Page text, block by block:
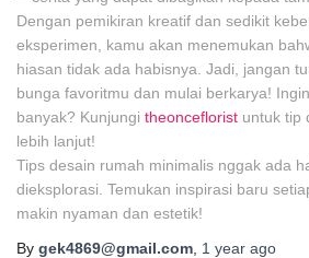
Dengan pemikiran kreatif dan sedikit
eksperimen, kamu akan menemukan
hiasan tidak ada habisnya. Jadi, jangan
bunga favoritmu dan mulai berkarya!
banyak? Kunjungi theonceflorist untuk tip
lebih lanjut!
Tips desain rumah minimalis nggak ada
dieksplorasi. Temukan inspirasi baru
makin nyaman dan estetik!
By gek4869@gmail.com 1 year ago